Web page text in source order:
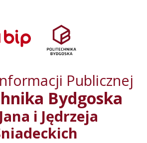
menu
serwisu
Publicznej
Bydgoska
i Jędrzeja